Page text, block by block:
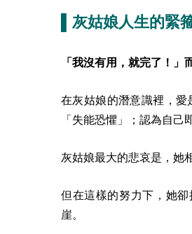
▌灰姑娘人生的緊
「我沒有用，就完了！」
在灰姑娘的潛意識裡，愛
「失能恐懼」；認為自己
灰姑娘最大的悲哀是，她
但在這樣的努力下，她
崖。